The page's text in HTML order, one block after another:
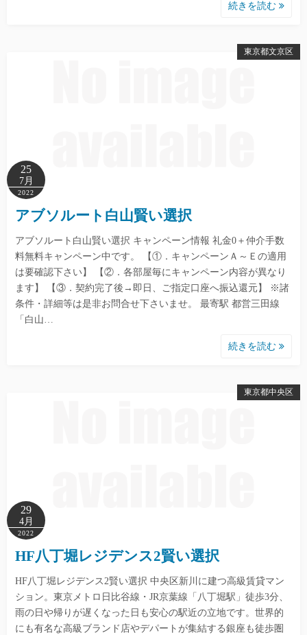
続きを読む
東京都文京区
25
7月
2022
アブソルート白山賢い選択
アブソルート白山賢い選択 キャンペーン情報 礼金0＋仲介手数
料無料キャンペーン中です。 【①．キャンペーンＡ～Ｅの適用
は要確認下さい】 【②．各部屋毎にキャンペーン内容が異なり
ます】 【③．契約完了後→即日、ご指定口座へ振込還元】 ※諸
条件・詳細等は是非お問合せ下さいませ。 最寄駅 都営三田線
「白山…
続きを読む
東京都中央区
29
4月
2022
HF八丁堀レジデンス2賢い選択
HF八丁堀レジデンス2賢い選択 中央区新川に建つ高級賃貸マン
ション。東京メトロ日比谷線・JR京葉線「八丁堀駅」徒歩3分、
雨の日や帰りが遅くなった日も安心の駅近の立地です。世界的
にも有名な高級ブランド店やデパートが集結する銀座も徒歩圏